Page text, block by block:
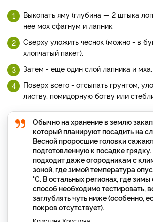
Выкопать яму (глубина — 2 штыка
нее мох сфагнум и лапник.
Сверху уложить чеснок (можно - в
хлопчатый пакет).
Затем - еще один слой лапника и мха.
Поверх всего - отсыпать грунтом,
листву, помидорную ботву или
Обычно на хранение в землю
который планируют посадить на
Весной проросшие головки
подготовленную к посадке
подходит даже огородникам с
зоной, где зимой температура
°С. В остальных регионах, где
способ необходимо тестировать,
заглублять чуть ниже (особенно,
покров отсутствует).